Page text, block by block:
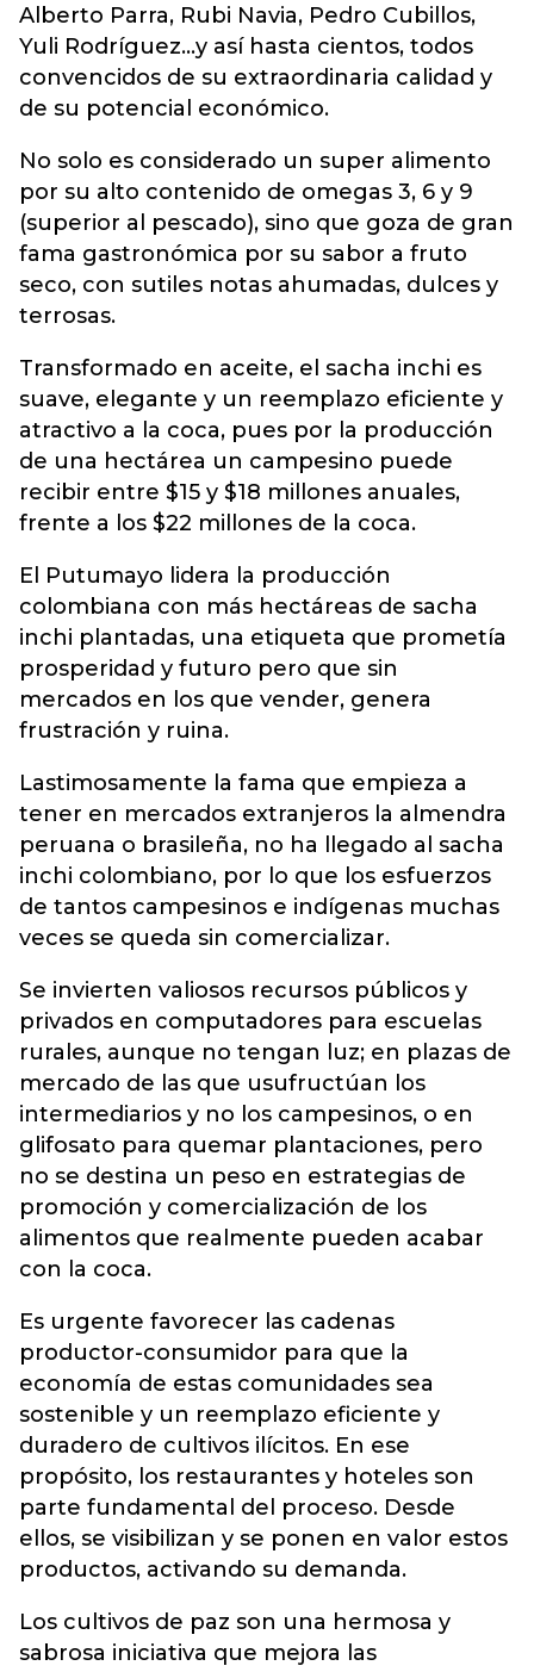
Alberto Parra, Rubi Navia, Pedro Cubillos,
Yuli Rodríguez...y así hasta cientos, todos
convencidos de su extraordinaria calidad y
de su potencial económico.
No solo es considerado un super alimento
por su alto contenido de omegas 3, 6 y 9
(superior al pescado), sino que goza de gran
fama gastronómica por su sabor a fruto
seco, con sutiles notas ahumadas, dulces y
terrosas.
Transformado en aceite, el sacha inchi es
suave, elegante y un reemplazo eficiente y
atractivo a la coca, pues por la producción
de una hectárea un campesino puede
recibir entre $15 y $18 millones anuales,
frente a los $22 millones de la coca.
El Putumayo lidera la producción
colombiana con más hectáreas de sacha
inchi plantadas, una etiqueta que prometía
prosperidad y futuro pero que sin
mercados en los que vender, genera
frustración y ruina.
Lastimosamente la fama que empieza a
tener en mercados extranjeros la almendra
peruana o brasileña, no ha llegado al sacha
inchi colombiano, por lo que los esfuerzos
de tantos campesinos e indígenas muchas
veces se queda sin comercializar.
Se invierten valiosos recursos públicos y
privados en computadores para escuelas
rurales, aunque no tengan luz; en plazas de
mercado de las que usufructúan los
intermediarios y no los campesinos, o en
glifosato para quemar plantaciones, pero
no se destina un peso en estrategias de
promoción y comercialización de los
alimentos que realmente pueden acabar
con la coca.
Es urgente favorecer las cadenas
productor-consumidor para que la
economía de estas comunidades sea
sostenible y un reemplazo eficiente y
duradero de cultivos ilícitos. En ese
propósito, los restaurantes y hoteles son
parte fundamental del proceso. Desde
ellos, se visibilizan y se ponen en valor estos
productos, activando su demanda.
Los cultivos de paz son una hermosa y
sabrosa iniciativa que mejora las